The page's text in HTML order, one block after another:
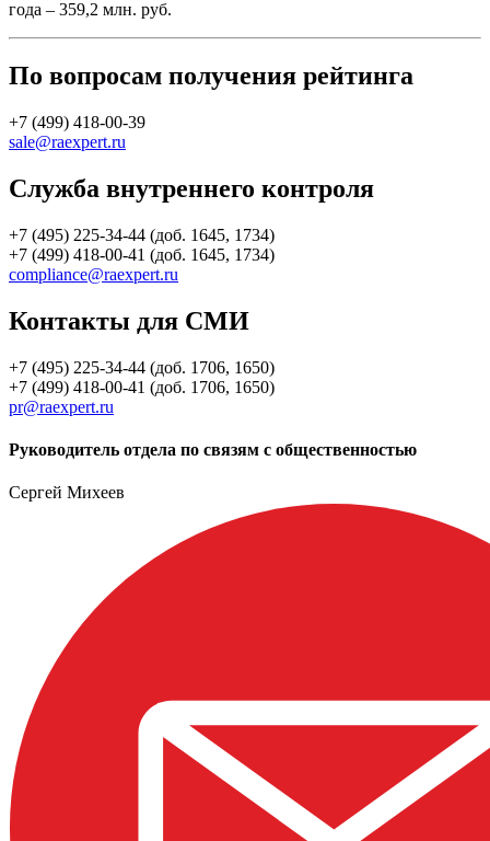
года – 359,2 млн. руб.
По вопросам получения рейтинга
+7 (499) 418-00-39
sale@raexpert.ru
Служба внутреннего контроля
+7 (495) 225-34-44 (доб. 1645, 1734)
+7 (499) 418-00-41 (доб. 1645, 1734)
compliance@raexpert.ru
Контакты для СМИ
+7 (495) 225-34-44 (доб. 1706, 1650)
+7 (499) 418-00-41 (доб. 1706, 1650)
pr@raexpert.ru
Руководитель отдела по связям с общественностью
Сергей Михеев